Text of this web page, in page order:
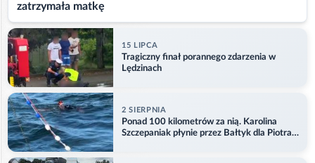
zatrzymała matkę
15 LIPCA
Tragiczny finał porannego zdarzenia w
Lędzinach
2 SIERPNIA
Ponad 100 kilometrów za nią. Karolina
Szczepaniak płynie przez Bałtyk dla Piotra.